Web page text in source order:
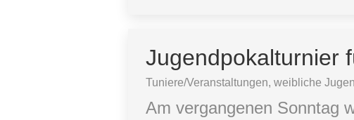
Jugendpokalturnier
Tuniere/Veranstaltungen,weibliche
Am vergangenen Sonntag